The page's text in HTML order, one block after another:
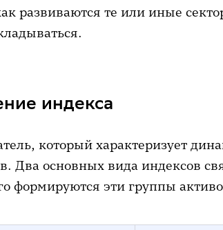
развиваются те или иные
индекса
который характеризует
Два основных вида индексов
формируются эти группы